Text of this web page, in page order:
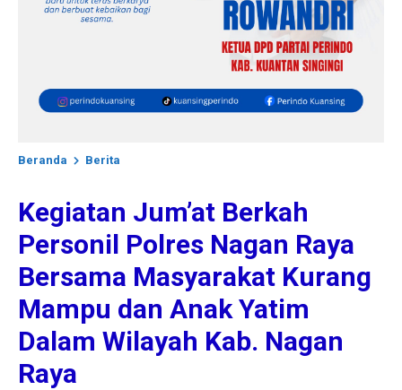
Beranda Berita
Kegiatan Jum’at Berkah
Personil Polres Nagan Raya
Bersama Masyarakat Kurang
Mampu dan Anak Yatim
Dalam Wilayah Kab. Nagan
Raya